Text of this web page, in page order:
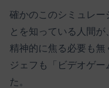
確かのこのシミュレー
とを知っている人間が
精神的に焦る必要も無
ジェフも「ビデオゲ
た。